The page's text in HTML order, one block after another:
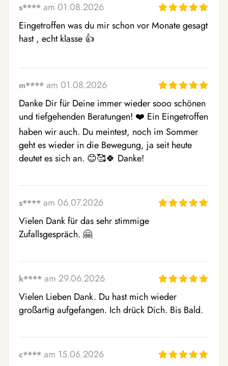
s**** am 01.08.2026
Eingetroffen was du mir schon vor Monate gesagt
hast , echt klasse 👍
m**** am 01.08.2026
Danke Dir für Deine immer wieder sooo schönen
und tiefgehenden Beratungen! ❤️ Ein Eingetroffen
haben wir auch. Du meintest, noch im Sommer
geht es wieder in die Bewegung, ja seit heute
deutet es sich an. 😊🥰🍀 Danke!
s**** am 06.07.2026
Vielen Dank für das sehr stimmige
Zufallsgespräch. 🤗
k**** am 29.06.2026
Vielen Lieben Dank. Du hast mich wieder
großartig aufgefangen. Ich drück Dich. Bis Bald.
c**** am 15.06.2026